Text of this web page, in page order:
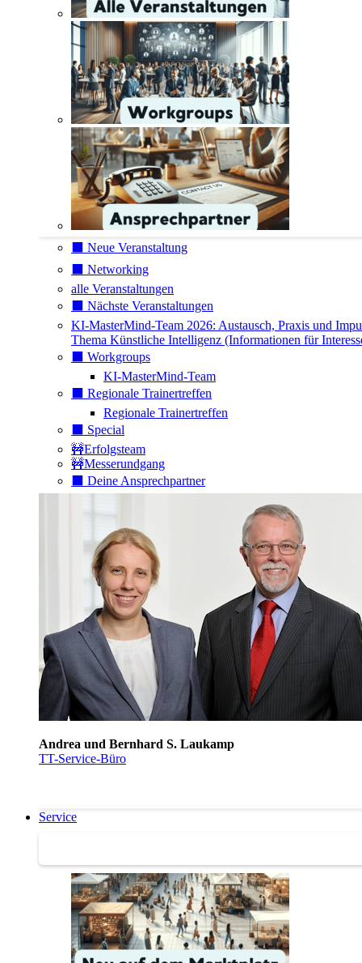
⬛️ Neue Veranstaltung
⬛️ Networking
alle Veranstaltungen
⬛️ Nächste Veranstaltungen
KI-MasterMind-Team 2026: Austausch, Praxis und
Thema Künstliche Intelligenz (Informationen für
⬛️ Workgroups
KI-MasterMind-Team
⬛️ Regionale Trainertreffen
Regionale Trainertreffen
⬛️ Special
🚧Erfolgsteam
🚧Messerundgang
⬛️ Deine Ansprechpartner
Andrea und Bernhard S. Laukamp
TT-Service-Büro
Service